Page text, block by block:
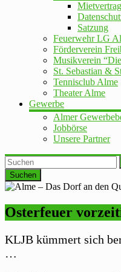
Satzung
Feuerwehr LG
Förderverein
Musikverein
St. Sebastian &
Tennisclub Alme
Theater Alme
Gewerbe
Almer
Jobbörse
Unsere Partner
Osterfeuer
KLJB kümmert sich
…